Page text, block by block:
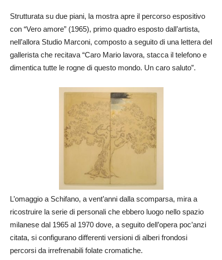
Strutturata su due piani, la mostra apre il percorso espositivo
con “Vero amore” (1965), primo quadro esposto dall’artista,
nell’allora Studio Marconi, composto a seguito di una lettera del
gallerista che recitava “Caro Mario lavora, stacca il telefono e
dimentica tutte le rogne di questo mondo. Un caro saluto”.
L’omaggio a Schifano, a vent’anni dalla scomparsa, mira a
ricostruire la serie di personali che ebbero luogo nello spazio
milanese dal 1965 al 1970 dove, a seguito dell’opera poc’anzi
citata, si configurano differenti versioni di alberi frondosi
percorsi da irrefrenabili folate cromatiche.